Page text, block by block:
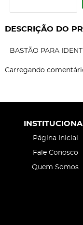
DESCRIÇÃO DO
BASTÃO PARA
Carregando
Página Inicial
Fale Conosco
Quem Somos